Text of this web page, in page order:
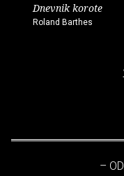
Dnevnik korote
Roland Barthes
–